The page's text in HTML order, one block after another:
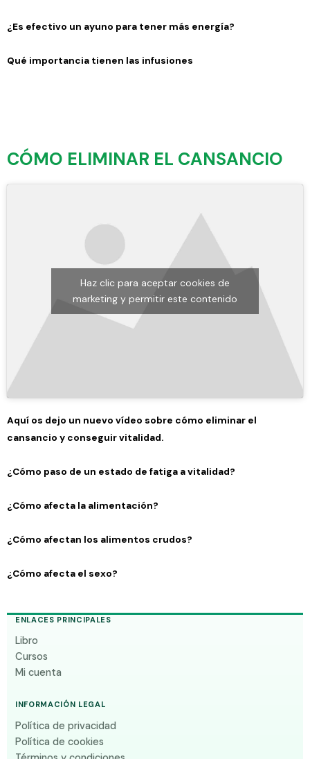
¿Es efectivo un ayuno para tener más energía?
Qué importancia tienen las infusiones
CÓMO ELIMINAR EL CANSANCIO
Haz clic para aceptar cookies de
marketing y permitir este contenido
Aquí os dejo un nuevo vídeo sobre cómo eliminar el
cansancio y conseguir vitalidad.
¿Cómo paso de un estado de fatiga a vitalidad?
¿Cómo afecta la alimentación?
¿Cómo afectan los alimentos crudos?
¿Cómo afecta el sexo?
ENLACES PRINCIPALES
Libro
Cursos
Mi cuenta
INFORMACIÓN LEGAL
Política de privacidad
Política de cookies